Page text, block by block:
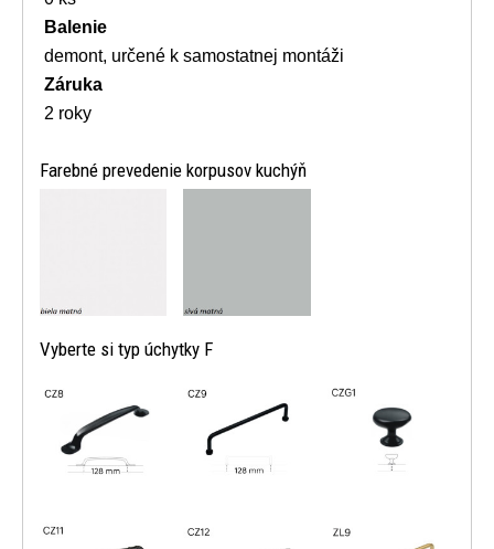
Balenie
demont, určené k samostatnej montáži
Záruka
2 roky
Farebné prevedenie korpusov kuchýň
Vyberte si typ úchytky F